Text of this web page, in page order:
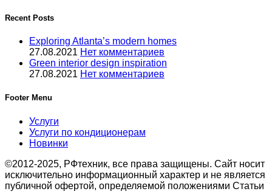
Recent Posts
Exploring Atlanta’s modern homes
27.08.2021 Нет комментариев
Green interior design inspiration
27.08.2021 Нет комментариев
Footer Menu
Услуги
Услуги по кондиционерам
Новинки
©2012-2025, РФтехник, все права защищены. Сайт носит
исключительно информационный характер и не является
публичной офертой, определяемой положениями Статьи